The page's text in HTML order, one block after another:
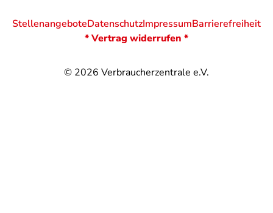
© 2026 Verbraucherzentrale e.V.
StellenangeboteDatenschutzImpressumBarrierefreiheit
* Vertrag widerrufen *